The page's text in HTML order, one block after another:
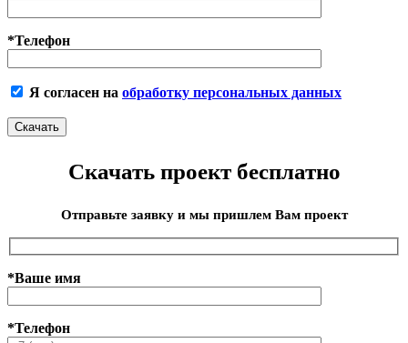
*Телефон
Я согласен на обработку персональных данных
Скачать проект бесплатно
Отправьте заявку и мы пришлем Вам проект
*Ваше имя
*Телефон